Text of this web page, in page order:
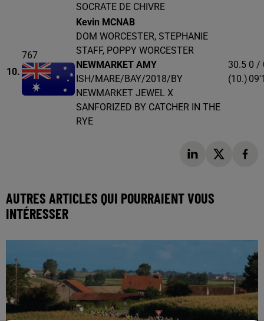
SOCRATE DE CHIVRE
10.
767
Kevin MCNAB
DOM WORCESTER, STEPHANIE
STAFF, POPPY WORCESTER
NEWMARKET AMY
ISH/MARE/BAY/2018/BY
NEWMARKET JEWEL X
SANFORIZED BY CATCHER IN THE
RYE
30.5
(10.)
0 /
AUTRES ARTICLES QUI POURRAIENT VOUS
INTÉRESSER